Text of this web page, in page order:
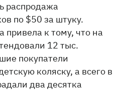
распродажа
по $50 за штуку.
привела к тому, что на
12 тыс.
покупатели
коляску, а всего в
два десятка